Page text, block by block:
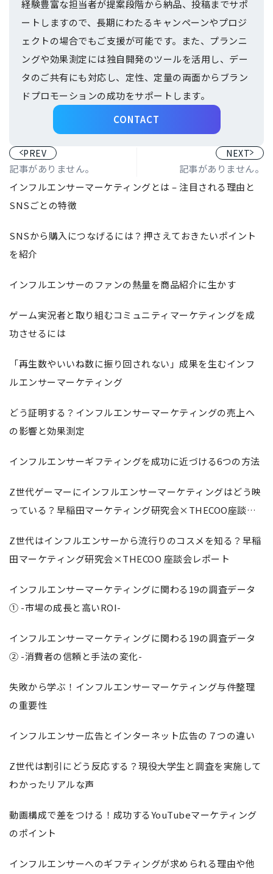
経験豊富な担当者が提案段階から納品、投稿までサポ
ートしますので、長期にわたるキャンペーンやプロジ
ェクトの場合でもご支援が可能です。また、プランニ
ングや効果測定には独自開発のツールを活用し、デー
タのご共有にも対応し、定性、定量の両面からブラン
ドプロモーションの成功をサポートします。
CONTACT
PREV
記事がありません。
NEXT
記事がありません。
インフルエンサーマーケティングとは – 注目される理由と
SNSごとの特徴
SNSから購入につなげるには？押さえておきたいポイント
を紹介
インフルエンサーのファンの熱量を商品紹介に生かす
ゲーム実況者と取り組むコミュニティマーケティングを成
功させるには
「再生数やいいね数に振り回されない」成果を生むインフ
ルエンサーマーケティング
どう証明する？インフルエンサーマーケティングの売上へ
の影響と効果測定
インフルエンサーギフティングを成功に近づける6つの方法
Z世代ゲーマーにインフルエンサーマーケティングはどう映
っている？早稲田マーケティング研究会×THECOO座談会
Z世代はインフルエンサーから流行りのコスメを知る？早稲
田マーケティング研究会×THECOO 座談会レポート
インフルエンサーマーケティングに関わる19の調査データ
① -市場の成長と高いROI-
インフルエンサーマーケティングに関わる19の調査データ
② -消費者の信頼と手法の変化-
失敗から学ぶ！インフルエンサーマーケティング与件整理
の重要性
インフルエンサー広告とインターネット広告の７つの違い
Z世代は割引にどう反応する？現役大学生と調査を実施して
わかったリアルな声
動画構成で差をつける！成功するYouTubeマーケティング
のポイント
インフルエンサーへのギフティングが求められる理由や他